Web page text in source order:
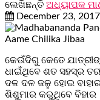
ଲେଖିଛନ୍ତି ଅଧ୍ୟାପକ
December 23, 2017
କେଉଁଦିଗୁ କେତେ
ଧାଇଁଥିବେ ଶତ ସହସ୍ର
ଦଳ ଦଳ ଜଳୁ ହୋଇ
ଶିଶୁମାର କରୁଥିବେ ବିହାର